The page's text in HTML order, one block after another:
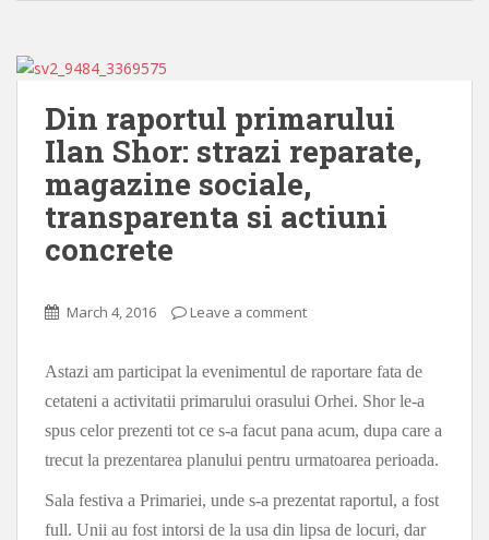
Din raportul primarului
Ilan Shor: strazi reparate,
magazine sociale,
transparenta si actiuni
concrete
March 4, 2016 Leave a comment
Astazi am participat la evenimentul de raportare fata de
cetateni a activitatii primarului orasului Orhei. Shor le-a
spus celor prezenti tot ce s-a facut pana acum, dupa care a
trecut la prezentarea planului pentru urmatoarea perioada.
Sala festiva a Primariei, unde s-a prezentat raportul, a fost
full. Unii au fost intorsi de la usa din lipsa de locuri, dar